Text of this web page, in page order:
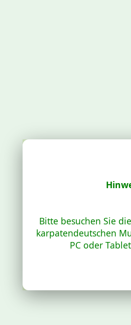
Bitte besuchen Sie
karpatendeutschen
PC oder